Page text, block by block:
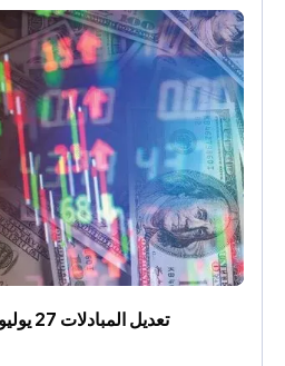
تعديل المبادلات 27 يوليو 2026 - 31 يوليو 2026